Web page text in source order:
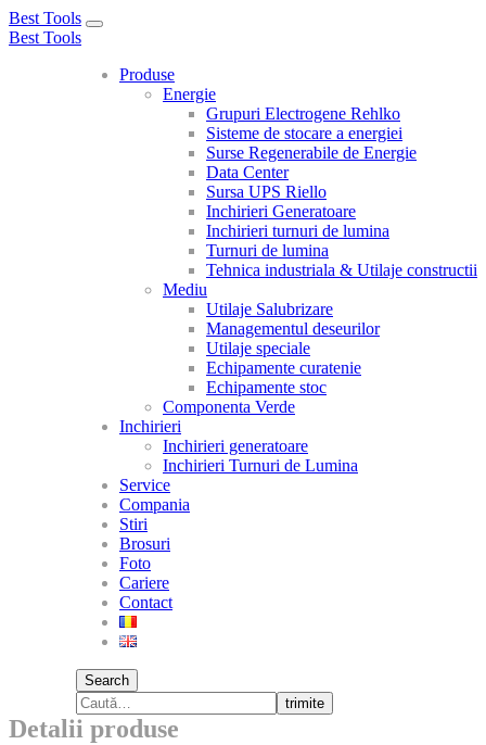
Best Tools
Toggle
Best Tools
Produse
Energie
Grupuri Electrogene Rehlko
Sisteme de stocare a energiei
Surse Regenerabile de Energie
Data Center
Sursa UPS Riello
Inchirieri Generatoare
Inchirieri turnuri de lumina
Turnuri de lumina
Tehnica industriala & Utilaje constructii
Mediu
Utilaje Salubrizare
Managementul deseurilor
Utilaje speciale
Echipamente curatenie
Echipamente stoc
Componenta Verde
Inchirieri
Inchirieri generatoare
Inchirieri Turnuri de Lumina
Service
Compania
Stiri
Brosuri
Foto
Cariere
Contact
Search
trimite
Detalii produse